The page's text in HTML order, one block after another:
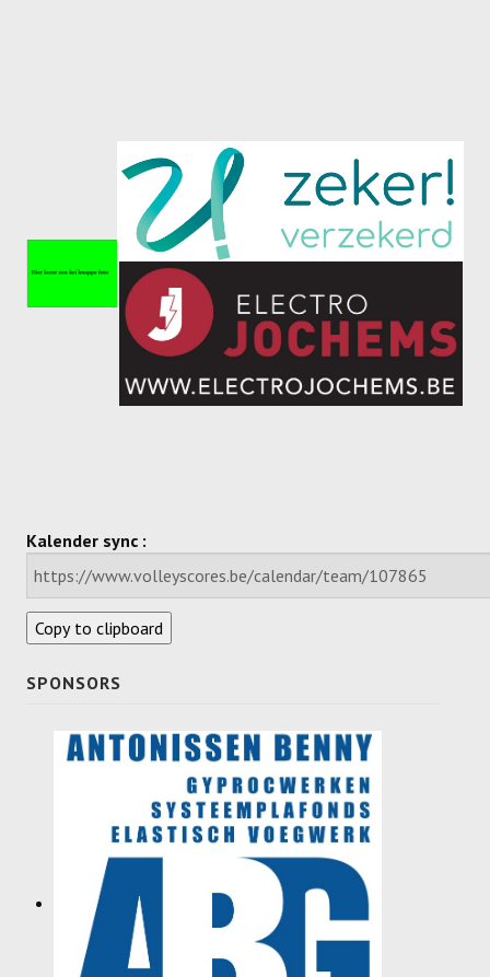
Jongens U15
Meisjes U15-A
Meisjes U15-B
Jongens U17
Dames A
Dames B
Dames C
Dames D
Dames E
Heren B
Heren C
Kalender sync :
Copy to clipboard
SPONSORS